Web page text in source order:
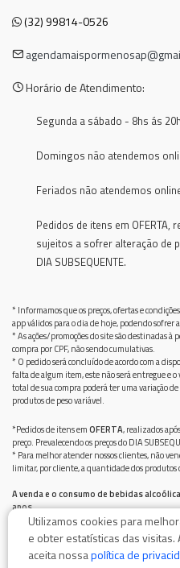
(32) 99814-0526
Horário de Atendimento:
Segunda a sábado - 8hs ás
Domingos não atendemos
Feriados não atendemos
Pedidos de itens em
sujeitos a sofrer alteração de
DIA SUBSEQUENTE.
* Informamos que os preços, ofertas e
app válidos para o dia de hoje, podendo sofrer
* As ações/promoções do site são destinadas
compra por CPF, não sendo cumulativas.
* O pedido será concluído de acordo com a
falta de algum item, este não será entregue e
total de sua compra poderá ter uma variação
produtos de peso variável.
*Pedidos de itens emOFERTA, realizados
preço. Prevalecendo os preços do DIA
* Para melhor atender nossos clientes, não
limitar, por cliente, a quantidade dos produtos
A venda e o consumo de bebidas
anos.
Bebida alcoólica pode causar dependência
Beba com moderação
Utilizamos cookies para
e obter estatísticas das visitas.
aceita nossapolítica de